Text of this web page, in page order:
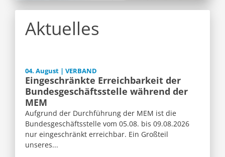
Aktuelles
04. August | VERBAND
Eingeschränkte Erreichbarkeit der
Bundesgeschäftsstelle während der
MEM
Aufgrund der Durchführung der MEM ist die
Bundesgeschäftsstelle vom 05.08. bis 09.08.2026
nur eingeschränkt erreichbar. Ein Großteil
unseres...